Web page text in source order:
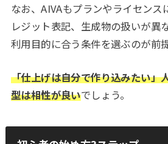
なお、AIVAもプランやライセンス
レジット表記、生成物の扱いが異
利用目的に合う条件を選ぶのが前提
「仕上げは自分で作り込みたい」
型は相性が良いでしょう。